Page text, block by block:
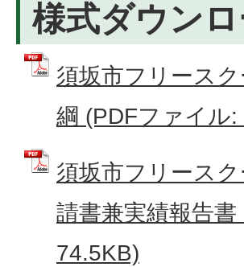
様式ダウン
須坂市フリース
綱 (PDFファイル:
須坂市フリース
請書兼実績報告
74.5KB)